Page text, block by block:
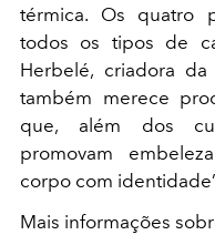
térmica. Os quatro
todos os tipos de
Herbelé, criadora
também merece
que, além dos
promovam
corpo com
Mais informações